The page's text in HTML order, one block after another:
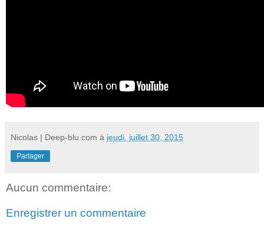
Nicolas | Deep-blu.com à jeudi, juillet 30, 2015
Partager
Aucun commentaire:
Enregistrer un commentaire